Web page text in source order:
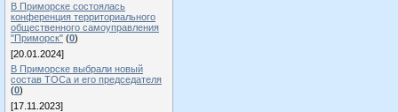
В Приморске состоялась
конференция территориального
общественного самоуправления
"Приморск" (0)
[20.01.2024]
В Приморске выбрали новый
состав ТОСа и его председателя
(0)
[17.11.2023]